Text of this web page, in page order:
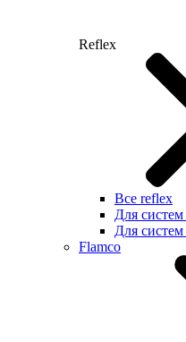
Reflex
Все reflex
Для
Для
Flamco